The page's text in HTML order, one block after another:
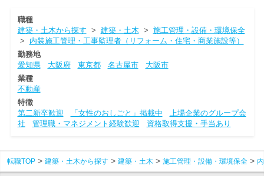
職種
建築・土木から探す > 建築・土木 > 施工管理・設備・環境保全
> 内装施工管理・工事監理者（リフォーム・住宅・商業施設等）
勤務地
愛知県
大阪府 東京都 名古屋市
大阪市
業種
不動産
特徴
第二新卒歓迎
「女性のおしごと」掲載中
上場企業のグループ会
社
管理職・マネジメント経験歓迎 資格取得支援・手当あり
転職TOP 建築・土木から探す 建築・土木 施工管理・設備・環境保全